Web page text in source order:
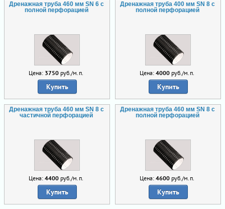
Дренажная труба 460 мм SN 6 с
полной перфорацией
Цена: 3750руб./м.п.
Купить
Дренажная труба 400 мм SN 8 с
полной перфорацией
Цена: 4000руб./м.п.
Купить
Дренажная труба 460 мм SN 8 с
частичной перфорацией
Цена: 4400руб./м.п.
Купить
Дренажная труба 460 мм SN 8 с
полной перфорацией
Цена: 4600руб./м.п.
Купить